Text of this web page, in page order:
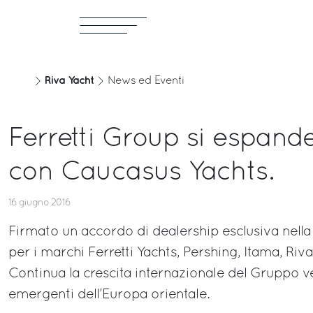
Riva Yacht News ed Eventi
Ferretti Group si
con Caucasus Yachts.
16 giugno 2016
Firmato un accordo di dealership esclusiva
per i marchi Ferretti Yachts, Pershing, Itama,
Continua la crescita internazionale del Gruppo
emergenti dell’Europa orientale.